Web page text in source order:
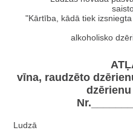
"Kārtība, kādā tiek
alkoholisko
vīna, raudzēto
Ludzā